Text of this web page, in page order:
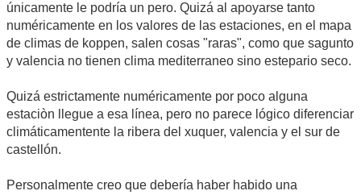
únicamente le podría un pero. Quizá al apoyarse tanto
numéricamente en los valores de las estaciones, en el mapa
de climas de koppen, salen cosas "raras", como que sagunto
y valencia no tienen clima mediterraneo sino estepario seco.
Quizá estrictamente numéricamente por poco alguna
estaciòn llegue a esa línea, pero no parece lógico diferenciar
climáticamentente la ribera del xuquer, valencia y el sur de
castellón.
Personalmente creo que debería haber habido una